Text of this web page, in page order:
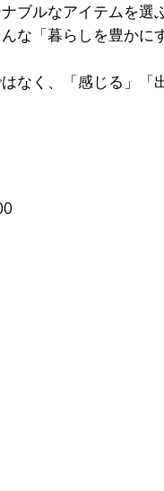
ブルなアイテムを選
な「暮らしを豊かに
なく、「感じる」「